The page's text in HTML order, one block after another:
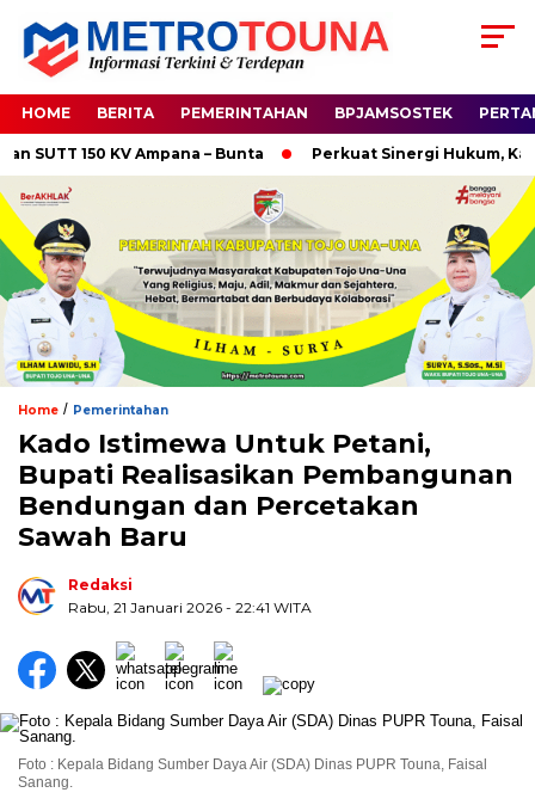
HOME BERITA PEMERINTAHAN BPJAMSOSTEK
150 KV Ampana – Bunta Perkuat Sinergi Hukum,
Home / Pemerintahan
Kado Istimewa Untuk Petani,
Bupati Realisasikan Pembangunan
Bendungan dan Percetakan
Sawah Baru
Redaksi
Rabu, 21 Januari 2026 - 22:41 WITA
Foto : Kepala Bidang Sumber Daya Air (SDA) Dinas PUPR Touna, Faisal
Sanang.